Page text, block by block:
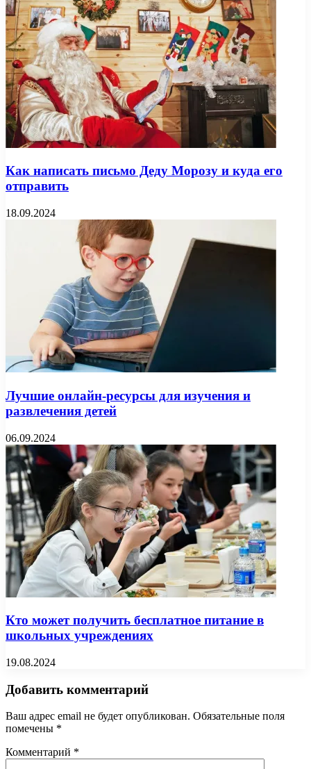
Как написать письмо Деду Морозу и куда его
отправить
18.09.2024
Лучшие онлайн-ресурсы для изучения и
развлечения детей
06.09.2024
Кто может получить бесплатное питание в
школьных учреждениях
19.08.2024
Добавить комментарий
Ваш адрес email не будет опубликован. Обязательные поля
помечены *
Комментарий *